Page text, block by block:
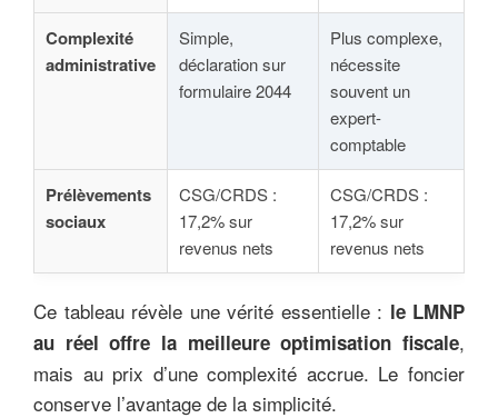
Complexité
administrative
Simple,
déclaration sur
formulaire 2044
Plus complexe,
nécessite
souvent un
expert-
comptable
Prélèvements
sociaux
CSG/CRDS :
17,2% sur
revenus nets
CSG/CRDS :
17,2% sur
revenus nets
Ce tableau révèle une vérité essentielle : le LMNP
au réel offre la meilleure optimisation fiscale,
mais au prix d’une complexité accrue. Le foncier
conserve l’avantage de la simplicité.